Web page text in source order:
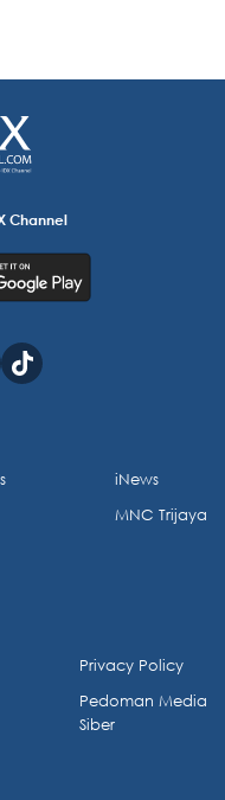
Channel
iNews
MNC Trijaya
Privacy Policy
Pedoman Media
Siber